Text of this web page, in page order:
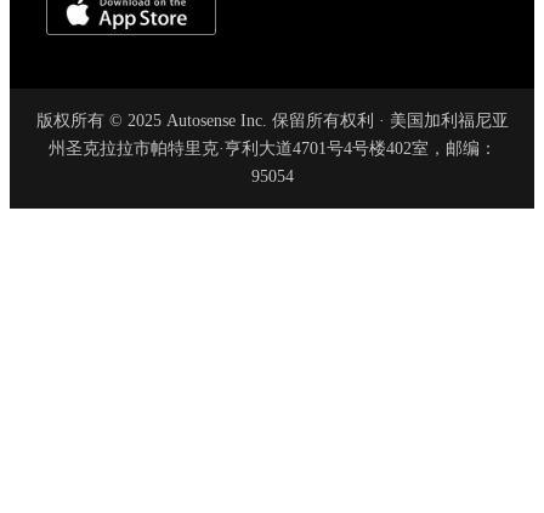
版权所有 © 2025 Autosense Inc. 保留所有权利 · 美国加利福尼亚
州圣克拉拉市帕特里克·亨利大道4701号4号楼402室，邮编：
95054